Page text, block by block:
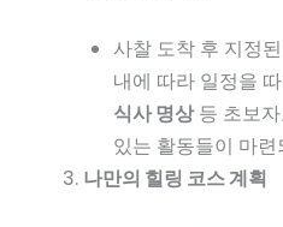
사찰 도착 후 지정
내에 따라 일정을
식사 명상등 초보자
있는 활동들이 마
나만의 힐링 코스 계획